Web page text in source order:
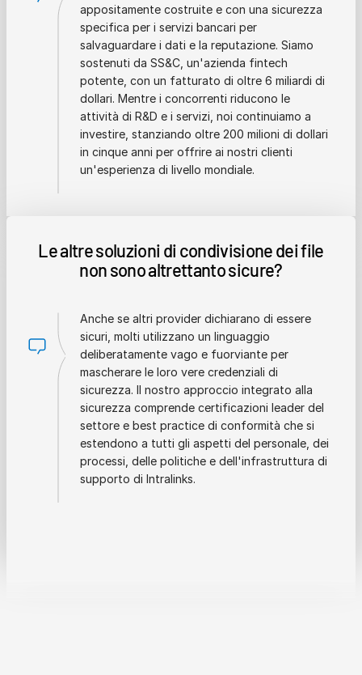
appositamente costruite e con una sicurezza
specifica per i servizi bancari per
salvaguardare i dati e la reputazione. Siamo
sostenuti da SS&C, un'azienda fintech
potente, con un fatturato di oltre 6 miliardi di
dollari. Mentre i concorrenti riducono le
attività di R&D e i servizi, noi continuiamo a
investire, stanziando oltre 200 milioni di dollari
in cinque anni per offrire ai nostri clienti
un'esperienza di livello mondiale.
Le altre soluzioni di condivisione dei file
non sono altrettanto sicure?
Anche se altri provider dichiarano di essere
sicuri, molti utilizzano un linguaggio
deliberatamente vago e fuorviante per
mascherare le loro vere credenziali di
sicurezza. Il nostro approccio integrato alla
sicurezza comprende certificazioni leader del
settore e best practice di conformità che si
estendono a tutti gli aspetti del personale, dei
processi, delle politiche e dell'infrastruttura di
supporto di Intralinks.